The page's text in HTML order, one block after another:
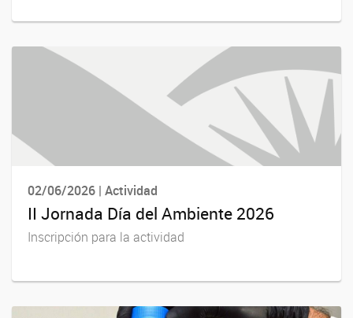
02/06/2026 | Actividad
II Jornada Día del Ambiente 2026
Inscripción para la actividad